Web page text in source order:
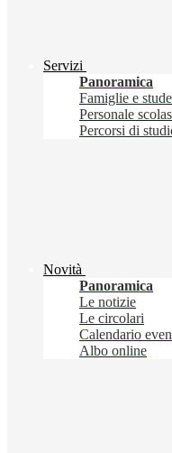
Servizi
Panoramica
Famiglie e
Personale
Percorsi di
Novità
Panoramica
Le notizie
Le circolari
Calendario
Albo online